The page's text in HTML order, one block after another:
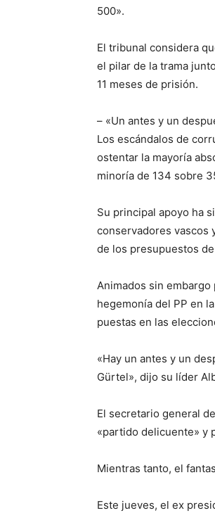
500».
El tribunal considera
el pilar de la trama
11 meses de prisión.
– «Un antes y un
Los escándalos de
ostentar la mayoría
minoría de 134 sobre
Su principal apoyo ha
conservadores vascos
de los presupuestos de
Animados sin
hegemonía del PP en
puestas en las
«Hay un antes y un
Gürtel», dijo su líder
El secretario general
«partido delicuente» y
Mientras tanto, el
Este jueves, el ex